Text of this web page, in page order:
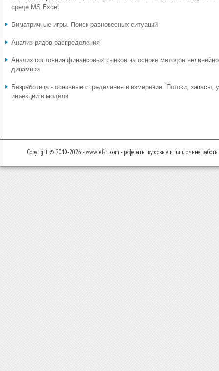
среде MS Excel
Биматричные игры. Поиск равновесных ситуаций
Анализ рядов распределения
Анализ состояния финансовых рынков на основе методов
динамики
Безработица - основные определения и измерение. Потоки, запасы,
инъекции в модели
Copyright © 2010-2026 - www.refsru.com - рефераты, курсовые и дипломные работы